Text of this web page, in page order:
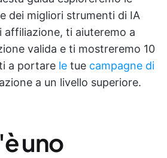
dei migliori strumenti di IA
affiliazione, ti aiuteremo a
valida e ti mostreremo 10
a portare le tue campagne di
a un livello superiore.
uno